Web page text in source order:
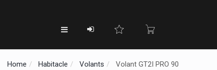
Home Habitacle Volants Volant GT2I PRO 90